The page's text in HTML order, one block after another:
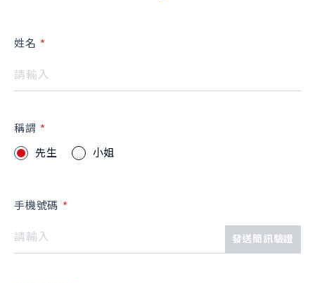
姓名
稱謂
先生
小姐
手機號碼
發送簡訊驗證